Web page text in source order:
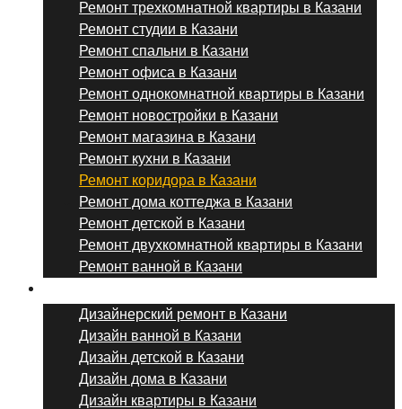
Ремонт трехкомнатной квартиры в Казани
Ремонт студии в Казани
Ремонт спальни в Казани
Ремонт офиса в Казани
Ремонт однокомнатной квартиры в Казани
Ремонт новостройки в Казани
Ремонт магазина в Казани
Ремонт кухни в Казани
Ремонт коридора в Казани
Ремонт дома коттеджа в Казани
Ремонт детской в Казани
Ремонт двухкомнатной квартиры в Казани
Ремонт ванной в Казани
Дизайнерский ремонт в Казани
Дизайн ванной в Казани
Дизайн детской в Казани
Дизайн дома в Казани
Дизайн квартиры в Казани